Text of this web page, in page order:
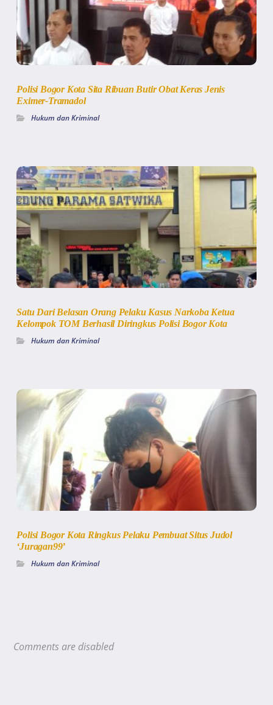
Polisi Bogor Kota Sita Ribuan Butir Obat Keras Jenis
Eximer-Tramadol
Hukum dan Kriminal
Satu Dari Belasan Orang Pelaku Kasus Narkoba Ketua
Kelompok TOM Berhasil Diringkus Polisi Bogor Kota
Hukum dan Kriminal
Polisi Bogor Kota Ringkus Pelaku Pembuat Situs Judol
‘Juragan99’
Hukum dan Kriminal
Comments are disabled